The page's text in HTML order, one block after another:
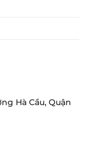
Hà Cầu, Quận